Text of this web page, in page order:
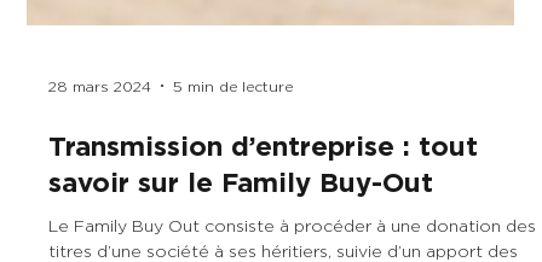
Transmission d’entreprise : tout
savoir sur le Family Buy-Out